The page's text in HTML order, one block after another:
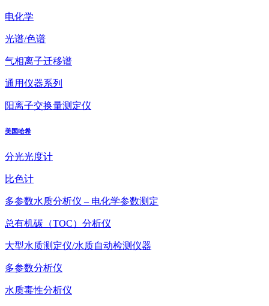
电化学
光谱/色谱
气相离子迁移谱
通用仪器系列
阳离子交换量测定仪
美国哈希
分光光度计
比色计
多参数水质分析仪 – 电化学参数测定
总有机碳（TOC）分析仪
大型水质测定仪/水质自动检测仪器
多参数分析仪
水质毒性分析仪